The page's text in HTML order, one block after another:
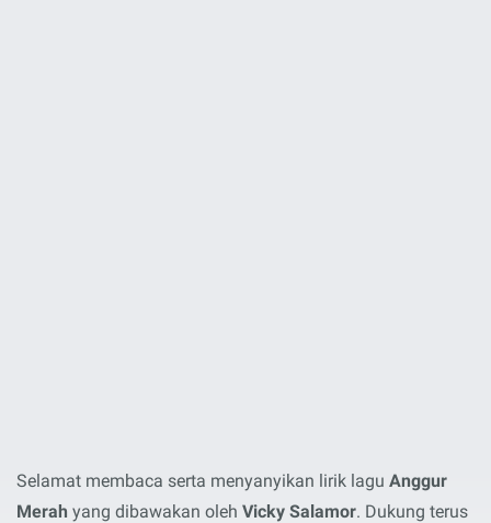
Selamat membaca serta menyanyikan lirik lagu Anggur
Merah yang dibawakan oleh Vicky Salamor. Dukung terus